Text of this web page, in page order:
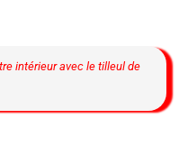
intérieur avec le tilleul de